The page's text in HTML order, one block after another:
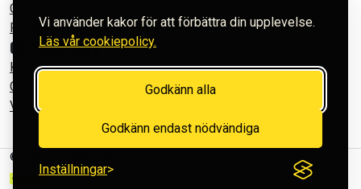
Vi använder kakor för att förbättra din upplevelse.
Läs vår cookiepolicy.
Godkänn alla
Godkänn endast nödvändiga
Inställningar
Cookies
Produktfilmer
Om Powertoys
Kontakt
Om oss
Vår Facebook
© 2026 POWERTOYS